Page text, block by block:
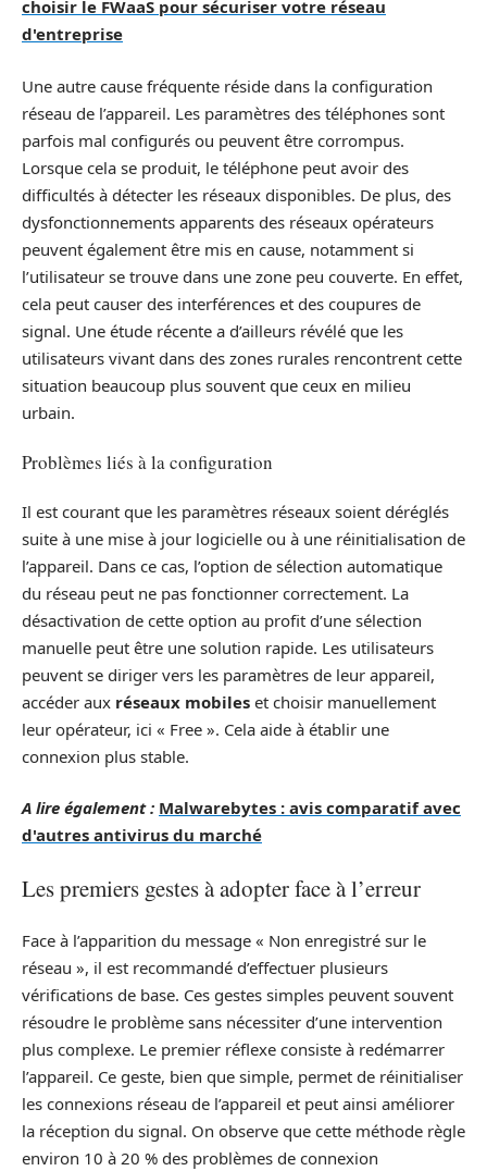
choisir le FWaaS pour sécuriser votre réseau
d'entreprise
Une autre cause fréquente réside dans la configuration
réseau de l’appareil. Les paramètres des téléphones sont
parfois mal configurés ou peuvent être corrompus.
Lorsque cela se produit, le téléphone peut avoir des
difficultés à détecter les réseaux disponibles. De plus, des
dysfonctionnements apparents des réseaux opérateurs
peuvent également être mis en cause, notamment si
l’utilisateur se trouve dans une zone peu couverte. En effet,
cela peut causer des interférences et des coupures de
signal. Une étude récente a d’ailleurs révélé que les
utilisateurs vivant dans des zones rurales rencontrent cette
situation beaucoup plus souvent que ceux en milieu
urbain.
Problèmes liés à la configuration
Il est courant que les paramètres réseaux soient déréglés
suite à une mise à jour logicielle ou à une réinitialisation de
l’appareil. Dans ce cas, l’option de sélection automatique
du réseau peut ne pas fonctionner correctement. La
désactivation de cette option au profit d’une sélection
manuelle peut être une solution rapide. Les utilisateurs
peuvent se diriger vers les paramètres de leur appareil,
accéder aux réseaux mobiles et choisir manuellement
leur opérateur, ici « Free ». Cela aide à établir une
connexion plus stable.
A lire également : Malwarebytes : avis comparatif avec
d'autres antivirus du marché
Les premiers gestes à adopter face à l’erreur
Face à l’apparition du message « Non enregistré sur le
réseau », il est recommandé d’effectuer plusieurs
vérifications de base. Ces gestes simples peuvent souvent
résoudre le problème sans nécessiter d’une intervention
plus complexe. Le premier réflexe consiste à redémarrer
l’appareil. Ce geste, bien que simple, permet de réinitialiser
les connexions réseau de l’appareil et peut ainsi améliorer
la réception du signal. On observe que cette méthode règle
environ 10 à 20 % des problèmes de connexion